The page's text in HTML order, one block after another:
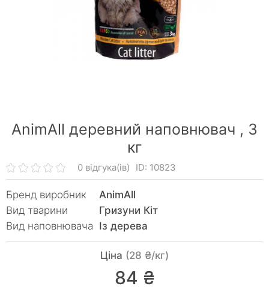
AnimAll деревний наповнювач , 3
кг
0 відгука(ів) ID: 10823
Бренд виробник
AnimAll
Вид тварини
Гризуни Кiт
Вид наповнювача Із дерева
Ціна (28 ₴/кг)
84 ₴